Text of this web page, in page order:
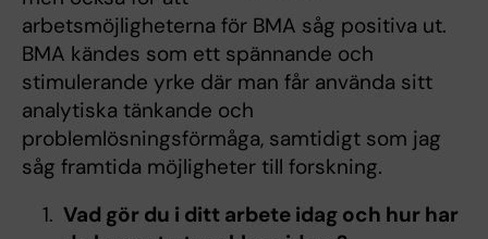
arbetsmöjligheterna för BMA såg positiva ut.
BMA kändes som ett spännande och
stimulerande yrke där man får använda sitt
analytiska tänkande och
problemlösningsförmåga, samtidigt som jag
såg framtida möjligheter till forskning.
Vad gör du i ditt arbete idag och hur har